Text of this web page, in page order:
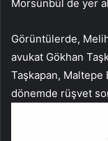
Morsünbül de yer
Görüntülerde,
avukat Gökhan
Taşkapan, Maltepe
dönemde rüşvet